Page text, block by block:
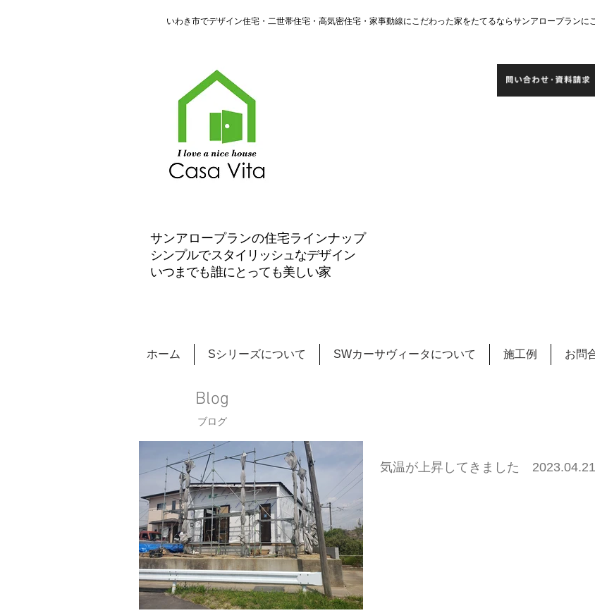
いわき市でデザイン住宅・二世帯住宅・高気密住宅・家事動線にこだわった家をたてるならサンアロープランに
​サンアロープランの住宅ラインナップ
シンプルでスタイリッシュなデザイン
いつまでも誰にとっても美しい家
ホーム Sシリーズについて SWカーサヴィータについて 施工例 お問
気温が上昇してきました 2023.04.21
Blog
ブログ